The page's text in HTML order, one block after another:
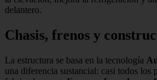
delantero.
Chasis, frenos y
La estructura se basa en la tecnología
una diferencia sustancial: casi todos los